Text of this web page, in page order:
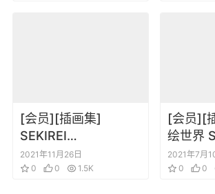
[会员][插画集]
SEKIREI
ENGAGEMENT 极乐
院樱子 鹡鸰女神画集
2021年11月26日
0
0 1.5K
[会员][
绘世界
插画集
2021年7月
0
0